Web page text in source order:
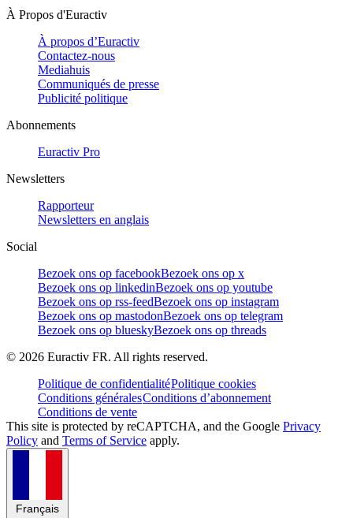
À Propos d'Euractiv
À propos d’Euractiv
Contactez-nous
Mediahuis
Communiqués de presse
Publicité politique
Abonnements
Euractiv Pro
Newsletters
Rapporteur
Newsletters en anglais
Social
Bezoek ons op facebookBezoek ons op x
Bezoek ons op linkedinBezoek ons op youtube
Bezoek ons op rss-feedBezoek ons op instagram
Bezoek ons op mastodonBezoek ons op telegram
Bezoek ons op blueskyBezoek ons op threads
© 2026 Euractiv FR. All rights reserved.
Politique de confidentialitéPolitique cookies
Conditions généralesConditions d’abonnement
Conditions de vente
This site is protected by reCAPTCHA, and the Google Privacy
Policy and Terms of Service apply.
Français